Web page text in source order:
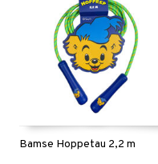
Bamse Hoppetau 2,2 m